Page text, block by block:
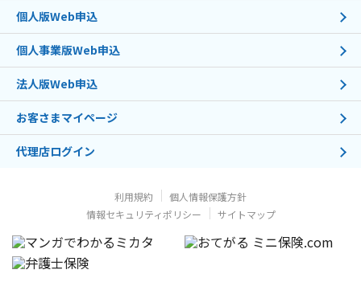
個人版Web申込
個人事業版Web申込
法人版Web申込
お客さまマイページ
代理店ログイン
利用規約
個人情報保護方針
情報セキュリティポリシー
サイトマップ